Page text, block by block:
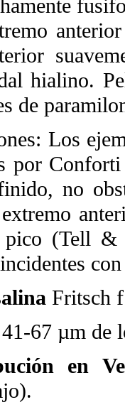
hialino.
de
Los
por
no
(Tell &
Fritsch
67 µm de
en